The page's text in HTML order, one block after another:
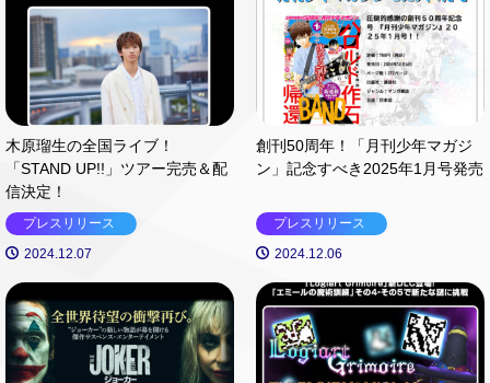
木原瑠生の全国ライブ！
「STAND UP!!」ツアー完売＆配
信決定！
プレスリリース
2024.12.07
創刊50周年！「月刊少年マガジ
ン」記念すべき2025年1月号発売
プレスリリース
2024.12.06